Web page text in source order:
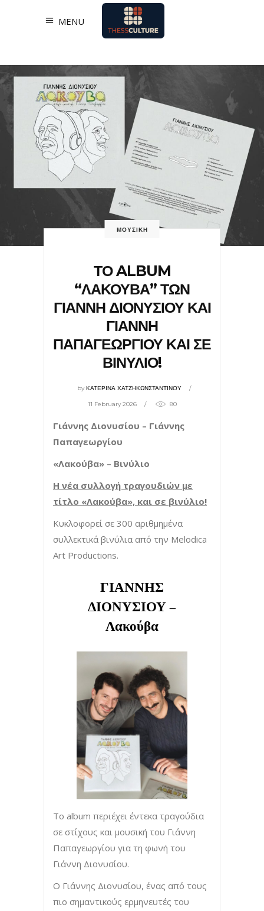
MENU
ΜΟΥΣΙΚΗ
ΤΟ ALBUM
“ΛΑΚΟΥΒΑ” ΤΩΝ
ΓΙΑΝΝΗ ΔΙΟΝΥΣΙΟΥ ΚΑΙ
ΓΙΑΝΝΗ
ΠΑΠΑΓΕΩΡΓΙΟΥ ΚΑΙ ΣΕ
ΒΙΝΥΛΙΟ!
byΚΑΤΕΡΙΝΑ ΧΑΤΖΗΚΩΝΣΤΑΝΤΙΝΟΥ
11 February 2026 80
Γιάννης Διονυσίου – Γιάννης
Παπαγεωργίου
«Λακούβα» – Βινύλιο
H νέα συλλογή τραγουδιών με
τίτλο «Λακούβα», και σε βινύλιο!
Κυκλοφορεί σε 300 αριθμημένα
συλλεκτικά βινύλια από την Melodica
Art Productions.
ΓΙΑΝΝΗΣ
ΔΙΟΝΥΣΙΟΥ –
Λακούβα
Το album περιέχει έντεκα τραγούδια
σε στίχους και μουσική του Γιάννη
Παπαγεωργίου για τη φωνή του
Γιάννη Διονυσίου.
Ο Γιάννης Διονυσίου, ένας από τους
πιο σημαντικούς ερμηνευτές του